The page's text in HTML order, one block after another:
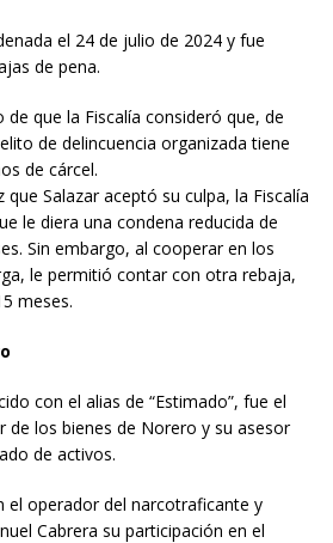
el 24 de julio de 2024 y fue
de pena.
que la Fiscalía consideró que, de
de delincuencia organizada tiene
de cárcel.
que Salazar aceptó su culpa, la Fiscalía
le diera una condena reducida de
Sin embargo, al cooperar en los
le permitió contar con otra rebaja,
meses.
con el alias de “Estimado”, fue el
de los bienes de Norero y su asesor
de activos.
el operador del narcotraficante y
Cabrera su participación en el